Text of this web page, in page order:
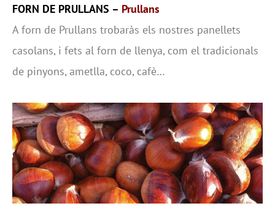
FORN DE PRULLANS – Prullans
A forn de Prullans trobaràs els nostres panellets
casolans, i fets al forn de llenya, com el tradicionals
de pinyons, ametlla, coco, cafè…